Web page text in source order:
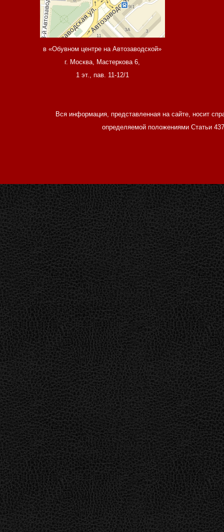
в «Обувном центре на Автозаводской»
г. Москва, Мастеркова 6,
1 эт., пав. 11-12/1
Вся информация, представленная на сайте, носит
определяемой положениями Статьи